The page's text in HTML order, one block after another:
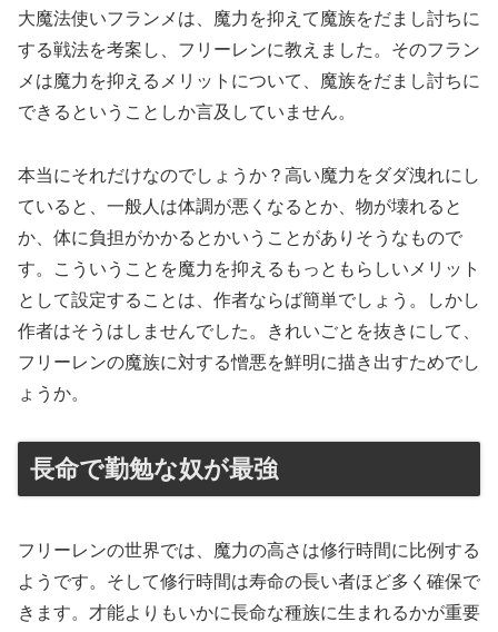
大魔法使いフランメは、魔力を抑えて魔族をだまし討ちに
する戦法を考案し、フリーレンに教えました。そのフラン
メは魔力を抑えるメリットについて、魔族をだまし討ちに
できるということしか言及していません。
本当にそれだけなのでしょうか？高い魔力をダダ洩れにし
ていると、一般人は体調が悪くなるとか、物が壊れると
か、体に負担がかかるとかいうことがありそうなもので
す。こういうことを魔力を抑えるもっともらしいメリット
として設定することは、作者ならば簡単でしょう。しかし
作者はそうはしませんでした。きれいごとを抜きにして、
フリーレンの魔族に対する憎悪を鮮明に描き出すためでし
ょうか。
長命で勤勉な奴が最強
フリーレンの世界では、魔力の高さは修行時間に比例する
ようです。そして修行時間は寿命の長い者ほど多く確保で
きます。才能よりもいかに長命な種族に生まれるかが重要